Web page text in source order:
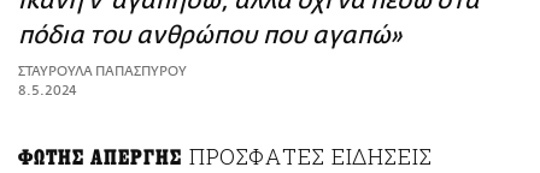
ΑΜΠΑ
PRINT
πόδια του ανθρώπου που αγαπώ»
ΣΤΑΥΡΟΥΛΑ ΠΑΠΑΣΠΥΡΟΥ
8.5.2024
ΦΩΤΗΣ ΑΠΕΡΓΗΣ ΠΡΟΣΦΑΤΕΣ ΕΙΔΗΣΕΙΣ